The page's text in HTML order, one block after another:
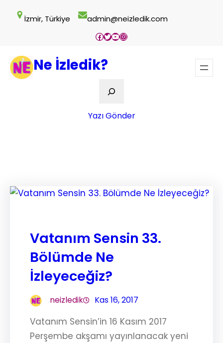
İzmir, Türkiye admin@neizledik.com
Facebook
Twitter
YouTube
Instagram
Ne İzledik?
Ara
Yazı Gönder
Vatanım Sensin 33.
Bölümde Ne
İzleyeceğiz?
neizledik Kas 16, 2017
Vatanım Sensin’in 16 Kasım 2017
Perşembe akşamı yayınlanacak yeni